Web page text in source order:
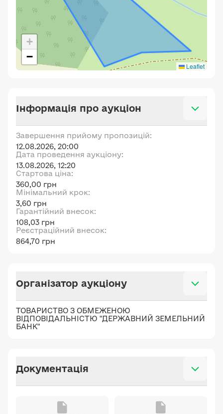
+
−
Leaflet
Інформація про аукціон
Завершення прийому пропозицій:
12.08.2026, 20:00
Дата проведення аукціону:
13.08.2026, 12:20
Стартова ціна:
360,00 грн
Мінімальний крок:
3,60 грн
Гарантійний внесок:
108,03 грн
Реєстраційний внесок:
864,70 грн
Організатор аукціону
ТОВАРИСТВО З ОБМЕЖЕНОЮ
ВІДПОВІДАЛЬНІСТЮ "ДЕРЖАВНИЙ ЗЕМЕЛЬНИЙ
БАНК"
Документація